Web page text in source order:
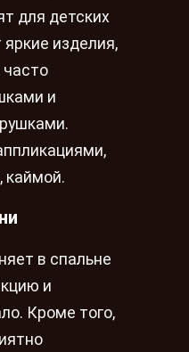
для детских
изделия,
и
каймой.
в спальне
и
Кроме того,